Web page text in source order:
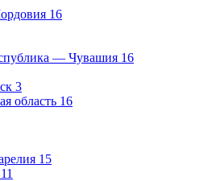
16
— Чувашия 16
3
область 16
15
11